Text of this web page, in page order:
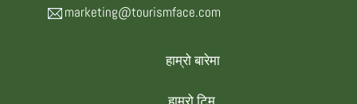
marketing@tourismface.com
हाम्रो बारेमा